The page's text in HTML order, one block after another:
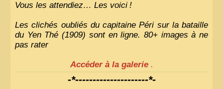
Vous les attendiez… Les voici !
Les clichés oubliés du capitaine Péri sur la bataille
du Yen Thé (1909) sont en ligne. 80+ images à ne
pas rater
Accéder à la galerie .
-*---------------------*-